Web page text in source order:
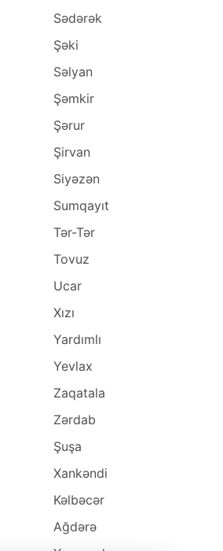
Sədərək
Şəki
Səlyan
Şəmkir
Şərur
Şirvan
Siyəzən
Sumqayıt
Tər-Tər
Tovuz
Ucar
Xızı
Yardımlı
Yevlax
Zaqatala
Zərdab
Şuşa
Xankəndi
Kəlbəcər
Ağdərə